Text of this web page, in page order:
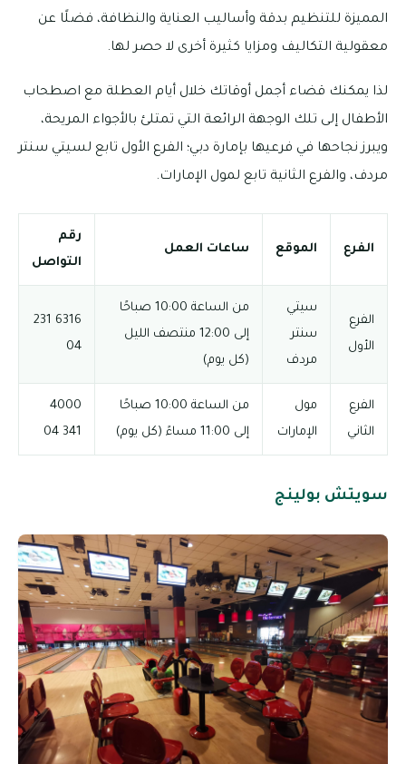
المميزة للتنظيم بدقة وأساليب العناية والنظافة، فضلًا عن
معقولية التكاليف ومزايا كثيرة أخرى لا حصر لها.
لذا يمكنك قضاء أجمل أوقاتك خلال أيام العطلة مع اصطحاب
الأطفال إلى تلك الوجهة الرائعة التي تمتلئ بالأجواء المريحة،
ويبرز نجاحها في فرعيها بإمارة دبي؛ الفرع الأول تابع لسيتي سنتر
مردف، والفرع الثانية تابع لمول الإمارات.
الفرع الموقع ساعات العمل
رقم
التواصل
الفرع
الأول
سيتي
سنتر
مردف
من الساعة 10:00 صباحًا
إلى 12:00 منتصف الليل
(كل يوم)
6316 231
04
الفرع
الثاني
مول
الإمارات
من الساعة 10:00 صباحًا
إلى 11:00 مساءً (كل يوم)
4000
341 04
سويتش بولينج